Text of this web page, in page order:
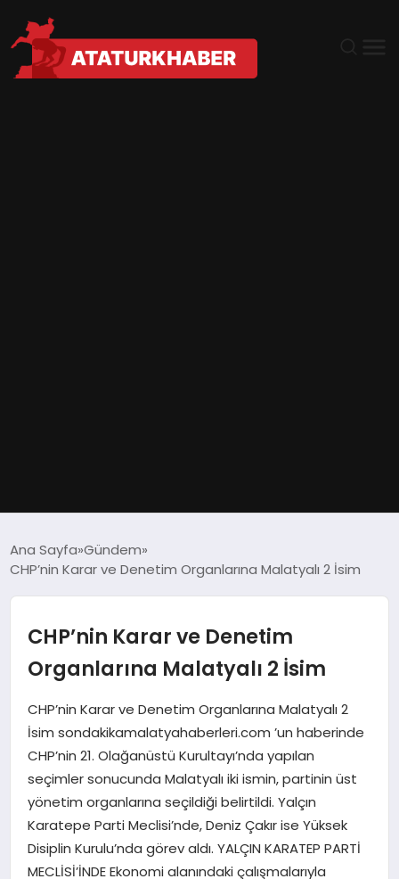
EĞITIM
EKONOMI
MAGAZIN
SAĞLIK
SIYASET
SPOR
Ana Sayfa Gündem
CHP’nin Karar ve Denetim Organlarına Malatyalı 2 İsim
CHP’nin Karar ve Denetim
Organlarına Malatyalı 2 İsim
CHP’nin Karar ve Denetim Organlarına Malatyalı 2
İsim sondakikamalatyahaberleri.com ’un haberinde
CHP’nin 21. Olağanüstü Kurultayı’nda yapılan
seçimler sonucunda Malatyalı iki ismin, partinin üst
yönetim organlarına seçildiği belirtildi. Yalçın
Karatepe Parti Meclisi’nde, Deniz Çakır ise Yüksek
Disiplin Kurulu’nda görev aldı. YALÇIN KARATEP PARTİ
MECLİSİ’İNDE Ekonomi alanındaki çalışmalarıyla